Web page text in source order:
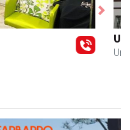
Next